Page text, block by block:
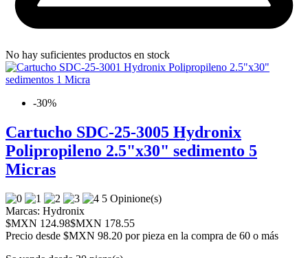
No hay suficientes productos en stock
-30%
Cartucho SDC-25-3005 Hydronix
Polipropileno 2.5"x30" sedimento 5
Micras
5 Opinione(s)
Marcas: Hydronix
$MXN 124.98$MXN 178.55
Precio desde $MXN 98.20 por pieza en la compra de 60 o más